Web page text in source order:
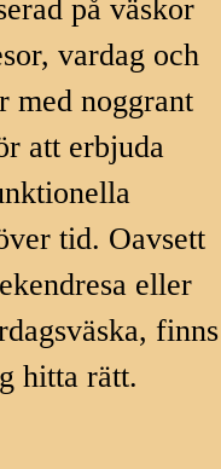
på väskor
vardag och
med noggrant
att erbjuda
tid. Oavsett
eller
finns
hitta rätt.